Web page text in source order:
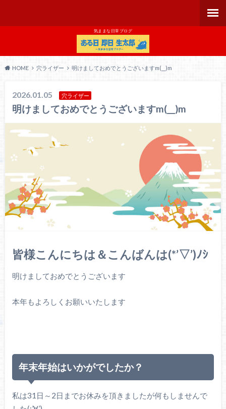
気ままな日常ブログ
HOME 穴ライザー 明けましておめでとうございますm(__)m
2026.01.05 穴ライザー
明けましておめでとうございますm(__)m
皆様こんにちは＆こんばんは(*’▽’)ﾉｼ
明けましておめでとうございます
本年もよろしくお願いいたします
年末年始はいかがでしたか？
私は31日～2日までお休みを頂きましたが何もしませんで